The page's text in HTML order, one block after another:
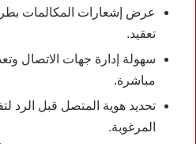
عرض إشعارات المكالمات
تعقيد.
سهولة إدارة جهات الاتصال
مباشرة.
تحديد هوية المتصل قبل الرد
المرغوبة.